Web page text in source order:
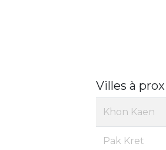
Villes à
Khon Kaen
Pak Kret